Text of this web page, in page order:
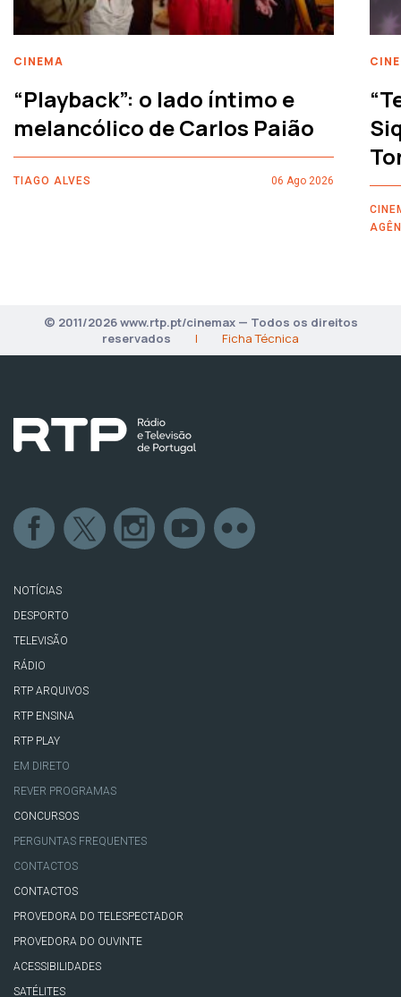
CINEMA
“Playback”: o lado íntimo e
melancólico de Carlos Paião
TIAGO ALVES 06 Ago 2026
© 2011/2026 www.rtp.pt/cinemax — Todos os direitos
reservados
| Ficha Técnica
NOTÍCIAS
DESPORTO
TELEVISÃO
RÁDIO
RTP ARQUIVOS
RTP ENSINA
RTP PLAY
EM DIRETO
REVER PROGRAMAS
CONCURSOS
PERGUNTAS FREQUENTES
CONTACTOS
CONTACTOS
PROVEDORA DO TELESPECTADOR
PROVEDORA DO OUVINTE
ACESSIBILIDADES
SATÉLITES